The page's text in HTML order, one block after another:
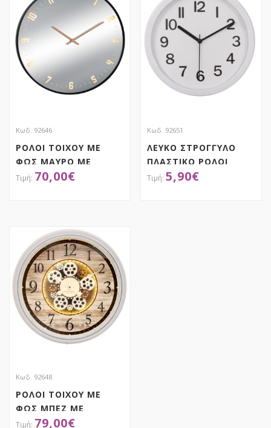
Κωδ. 92646
ΡΟΛΟΙ ΤΟΙΧΟΥ ΜΕ
ΦΩΣ ΜΑΥΡΟ ΜΕ
ΑΣΥΡΜΑΤΗ ΣΥΝΔΕΣΗ 3
70,00€
Κωδ. 92651
ΛΕΥΚΟ ΣΤΡΟΓΓΥΛΟ
ΠΛΑΣΤΙΚΟ ΡΟΛΟΙ
ΤΟΙΧΟΥ Φ22ΕΚ
5,90€
Κωδ. 92648
ΡΟΛΟΙ ΤΟΙΧΟΥ ΜΕ
ΦΩΣ ΜΠΕΖ ΜΕ
ΑΣΥΡΜΑΤΗ ΣΥΝΔΕΣΗ 3
79,00€